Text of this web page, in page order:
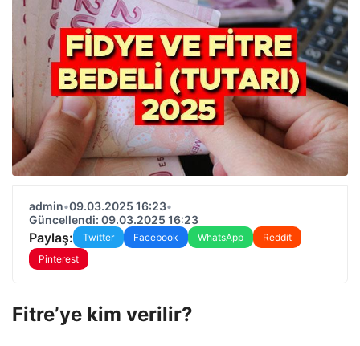
admin•09.03.2025 16:23•
Güncellendi: 09.03.2025 16:23
Paylaş: Twitter Facebook WhatsApp
Reddit
Pinterest
Fitre’ye kim verilir?